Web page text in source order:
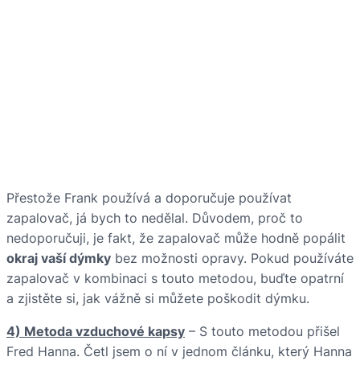
Přestože Frank používá a doporučuje používat
zapalovač, já bych to nedělal. Důvodem, proč to
nedoporučuji, je fakt, že zapalovač může hodně popálit
okraj vaší dýmky bez možnosti opravy. Pokud používáte
zapalovač v kombinaci s touto metodou, buďte opatrní
a zjistěte si, jak vážně si můžete poškodit dýmku.
4) Metoda vzduchové kapsy – S touto metodou přišel
Fred Hanna. Četl jsem o ní v jednom článku, který Hanna